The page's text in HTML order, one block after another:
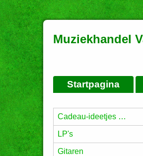
Muziekhandel
Startpagina
Cadeau-ideetjes …
LP's
Gitaren